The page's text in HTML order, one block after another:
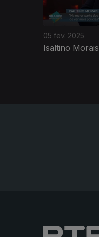
05 fev. 2025
Isaltino Morais